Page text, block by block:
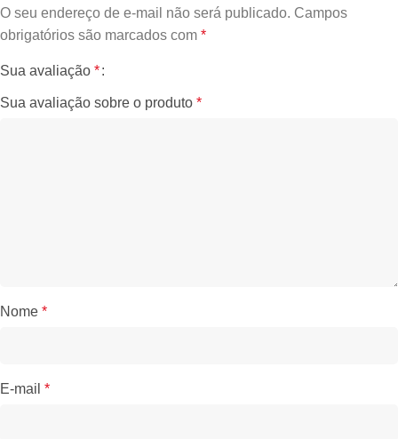
O seu endereço de e-mail não será publicado. Campos
obrigatórios são marcados com *
Sua avaliação *
Sua avaliação sobre o produto *
Nome *
E-mail *